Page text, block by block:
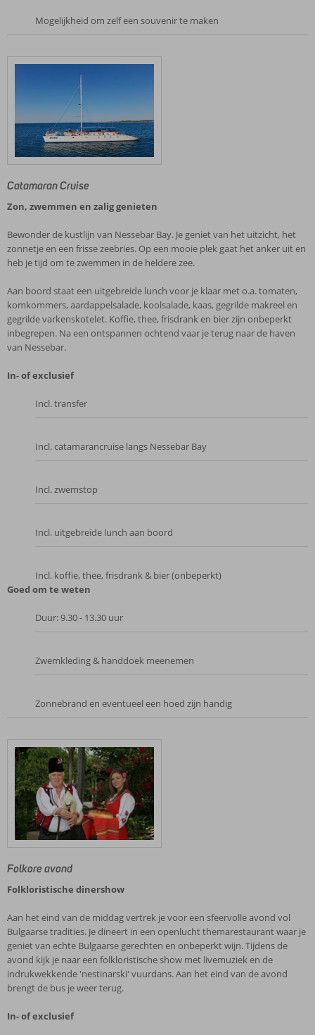
Mogelijkheid om zelf een souvenir te maken
Catamaran Cruise
Zon, zwemmen en zalig genieten
Bewonder de kustlijn van Nessebar Bay. Je geniet van het uitzicht, het
zonnetje en een frisse zeebries. Op een mooie plek gaat het anker uit en
heb je tijd om te zwemmen in de heldere zee.
Aan boord staat een uitgebreide lunch voor je klaar met o.a. tomaten,
komkommers, aardappelsalade, koolsalade, kaas, gegrilde makreel en
gegrilde varkenskotelet. Koffie, thee, frisdrank en bier zijn onbeperkt
inbegrepen. Na een ontspannen ochtend vaar je terug naar de haven
van Nessebar.
In- of exclusief
Incl. transfer
Incl. catamarancruise langs Nessebar Bay
Incl. zwemstop
Incl. uitgebreide lunch aan boord
Incl. koffie, thee, frisdrank & bier (onbeperkt)
Goed om te weten
Duur: 9.30 - 13.30 uur
Zwemkleding & handdoek meenemen
Zonnebrand en eventueel een hoed zijn handig
Folkore avond
Folkloristische dinershow
Aan het eind van de middag vertrek je voor een sfeervolle avond vol
Bulgaarse tradities. Je dineert in een openlucht themarestaurant waar je
geniet van echte Bulgaarse gerechten en onbeperkt wijn. Tijdens de
avond kijk je naar een folkloristische show met livemuziek en de
indrukwekkende 'nestinarski' vuurdans. Aan het eind van de avond
brengt de bus je weer terug.
In- of exclusief